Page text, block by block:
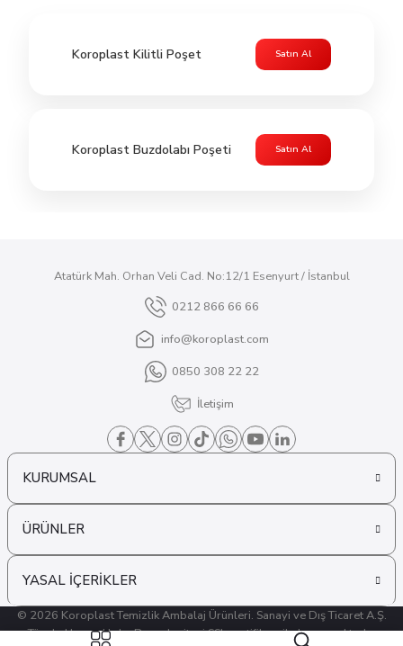
Koroplast Kilitli Poşet Satın Al
Koroplast Buzdolabı Poşeti Satın Al
Atatürk Mah. Orhan Veli Cad. No:12/1 Esenyurt / İstanbul
0212 866 66 66
info@koroplast.com
0850 308 22 22
İletişim
KURUMSAL
ÜRÜNLER
YASAL İÇERİKLER
© 2026 Koroplast Temizlik Ambalaj Ürünleri. Sanayi ve Dış Ticaret A.Ş.
Tüm hakları saklıdır. Bu web sitesi SSL sertifikası ile korunmaktadır.